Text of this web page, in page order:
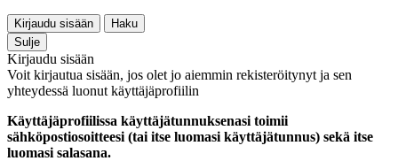
Kirjaudu sisään
Haku
Sulje
Kirjaudu sisään
Voit kirjautua sisään, jos olet jo aiemmin rekisteröitynyt ja sen
yhteydessä luonut käyttäjäprofiilin
Käyttäjäprofiilissa käyttäjätunnuksenasi toimii
sähköpostiosoitteesi (tai itse luomasi käyttäjätunnus) sekä itse
luomasi salasana.